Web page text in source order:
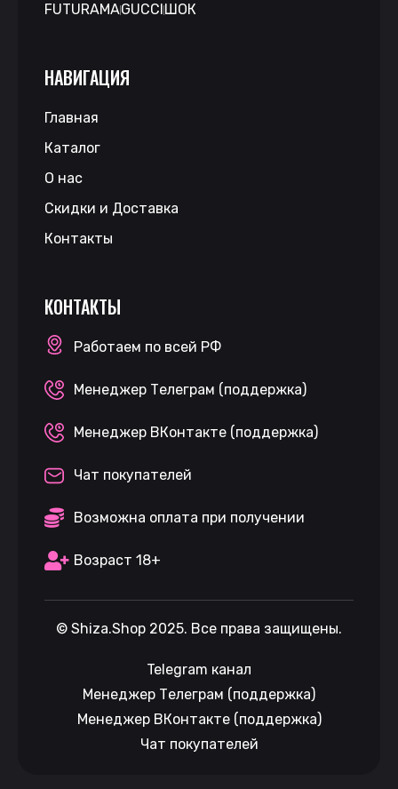
FUTURAMAGUCCI ШОК
НАВИГАЦИЯ
Главная
Каталог
О нас
Скидки и Доставка
Контакты
КОНТАКТЫ
Работаем по всей РФ
Менеджер Телеграм (поддержка)
Менеджер ВКонтакте (поддержка)
Чат покупателей
Возможна оплата при получении
Возраст 18+
© Shiza.Shop 2025. Все права защищены.
Telegram канал
Менеджер Телеграм (поддержка)
Менеджер ВКонтакте (поддержка)
Чат покупателей